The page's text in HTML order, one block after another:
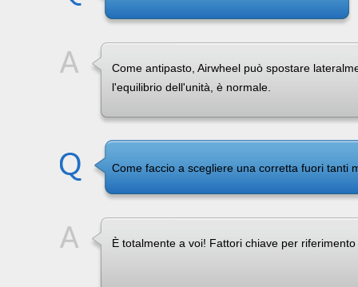
Come antipasto, Airwheel può spostare
l'equilibrio dell'unità, è normale.
Come faccio a scegliere una corretta fuori tanti
È totalmente a voi! Fattori chiave per